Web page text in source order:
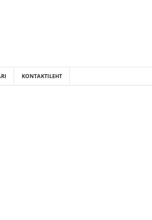
KONTAKTILEHT